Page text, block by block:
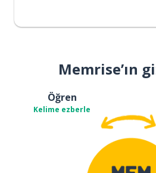
Memrise’ın
Öğren
Kelime ezberle